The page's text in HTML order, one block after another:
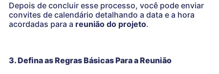
Depois de concluir esse processo, você pode enviar
convites de calendário detalhando a data e a hora
acordadas para a reunião do projeto.
3. Defina as Regras Básicas Para a Reunião